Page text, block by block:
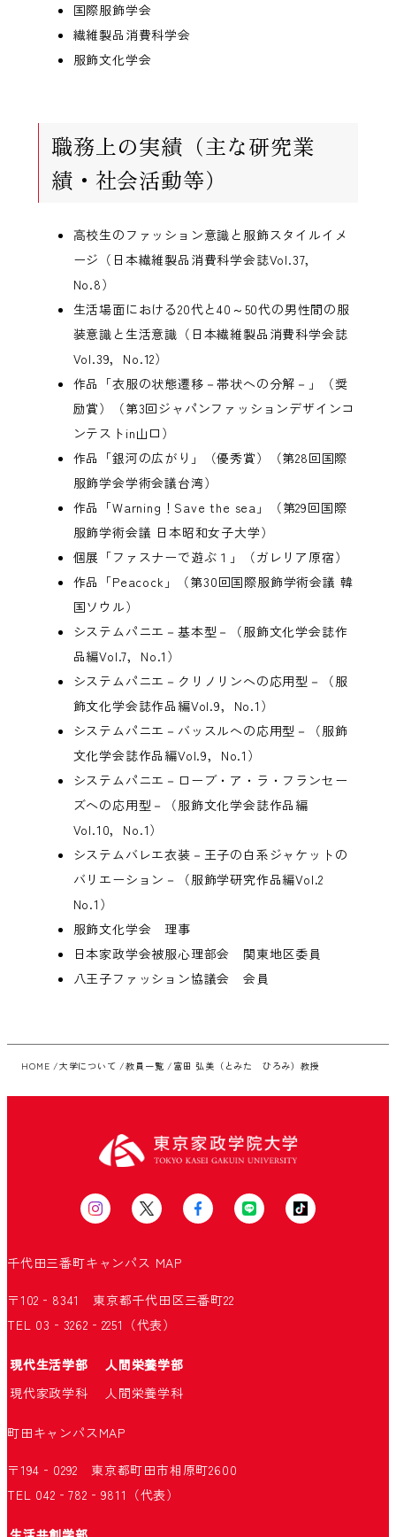
国際服飾学会
繊維製品消費科学会
服飾文化学会
職務上の実績（主な研究業
績・社会活動等）
高校生のファッション意識と服飾スタイルイメ
ージ（日本繊維製品消費科学会誌Vol.37，
No.8）
生活場面における20代と40～50代の男性間の服
装意識と生活意識（日本繊維製品消費科学会誌
Vol.39，No.12）
作品「衣服の状態遷移－帯状への分解－」（奨
励賞）（第3回ジャパンファッションデザインコ
ンテストin山口）
作品「銀河の広がり」（優秀賞）（第28回国際
服飾学会学術会議台湾）
作品「Warning！Save the sea」（第29回国際
服飾学術会議 日本昭和女子大学）
個展「ファスナーで遊ぶ１」（ガレリア原宿）
作品「Peacock」（第30回国際服飾学術会議 韓
国ソウル）
システムパニエ－基本型－（服飾文化学会誌作
品編Vol.7，No.1）
システムパニエ－クリノリンへの応用型－（服
飾文化学会誌作品編Vol.9，No.1）
システムパニエ－バッスルへの応用型－（服飾
文化学会誌作品編Vol.9，No.1）
システムパニエ－ローブ・ア・ラ・フランセー
ズへの応用型－（服飾文化学会誌作品編
Vol.10，No.1）
システムバレエ衣装－王子の白系ジャケットの
バリエーション－（服飾学研究作品編Vol.2
No.1）
服飾文化学会 理事
日本家政学会被服心理部会 関東地区委員
八王子ファッション協議会 会員
HOME 大学について 教員一覧 富田 弘美（とみた ひろみ）教授
千代田三番町キャンパス MAP
〒102‐8341 東京都千代田区三番町22
TEL 03‐3262‐2251（代表）
現代生活学部
人間栄養学部
現代家政学科
人間栄養学科
町田キャンパスMAP
〒194‐0292 東京都町田市相原町2600
TEL 042‐782‐9811（代表）